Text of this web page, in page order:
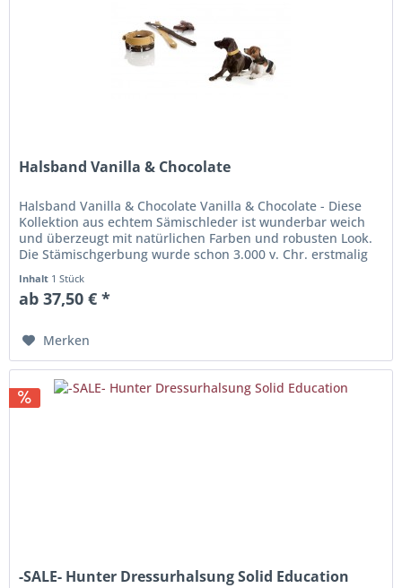
Halsband Vanilla & Chocolate
Halsband Vanilla & Chocolate Vanilla & Chocolate - Diese
Kollektion aus echtem Sämischleder ist wunderbar weich
und überzeugt mit natürlichen Farben und robusten Look.
Die Stämischgerbung wurde schon 3.000 v. Chr. erstmalig
Inhalt 1 Stück
ab 37,50 € *
Merken
-SALE- Hunter Dressurhalsung Solid Education